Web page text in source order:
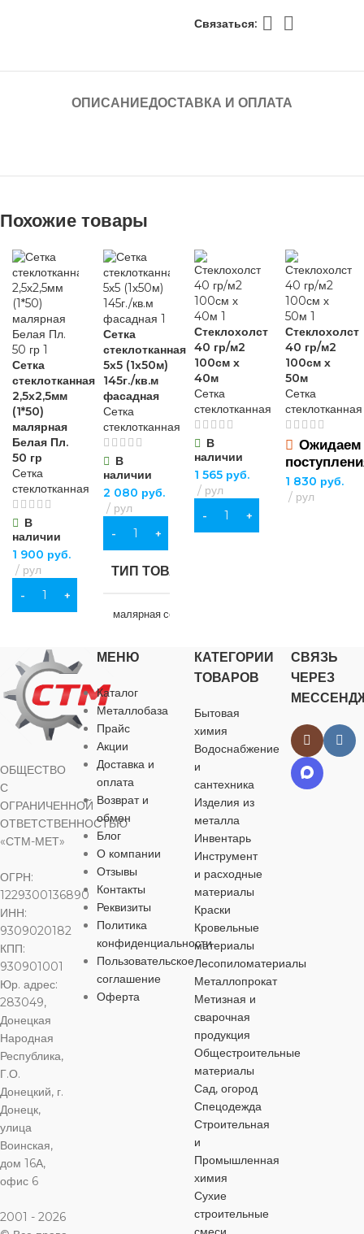
Связаться:
ОПИСАНИЕДОСТАВКА И ОПЛАТА
Похожие товары
Сетка
стеклотканная
2,5х2,5мм
(1*50)
малярная
Белая Пл.
50 гр
Сетка
стеклотканная
В
наличии
1 900 руб.
рул
В КОРЗИНУ
Сетка
стеклотканная
5х5 (1х50м)
145г./кв.м
фасадная
Сетка
стеклотканная
В
наличии
2 080 руб.
рул
В КОРЗИНУ
ТИП ТОВАРА
малярная сетка
НАЗНАЧЕНИЕ
ВИД РАБОТ
для внутренних
работ
МАТЕРИАЛ
стекловолокно
ДЛИНА 50 м
ШИРИНА 1 м
ОСОБЕННОСТИ
ПЛОТНОСТЬ
Стеклохолст
40 гр/м2
100см х
40м
Сетка
стеклотканная
В
наличии
1 565 руб.
рул
В КОРЗИНУ
Стеклохолст
40 гр/м2
100см х
50м
Сетка
стеклотканная
Ожидаем
1 830 руб.
рул
ОБЩЕСТВО
С
ОГРАНИЧЕННОЙ
ОТВЕТСТВЕННОСТЬЮ
«СТМ-МЕТ»
ОГРН:
1229300136890
ИНН:
9309020182
КПП:
930901001
Юр. адрес:
283049,
Донецкая
Народная
Республика,
Г.О.
Донецкий, г.
Донецк,
улица
Воинская,
дом 16А,
офис 6
2001 - 2026
МЕНЮ
Каталог
Металлобаза
Прайс
Акции
Доставка и
оплата
Возврат и
обмен
Блог
О компании
Отзывы
Контакты
Реквизиты
Политика
конфиденциальности
Пользовательское
соглашение
Оферта
КАТЕГОРИИ
ТОВАРОВ
Бытовая
химия
Водоснабжение
и
сантехника
Изделия из
металла
Инвентарь
Инструмент
и расходные
материалы
Краски
Кровельные
материалы
Лесопиломатериалы
Металлопрокат
Метизная и
сварочная
продукция
Общестроительные
материалы
Сад, огород
Спецодежда
Строительная
и
Промышленная
химия
Сухие
строительные
СВЯЗЬ
ЧЕРЕЗ